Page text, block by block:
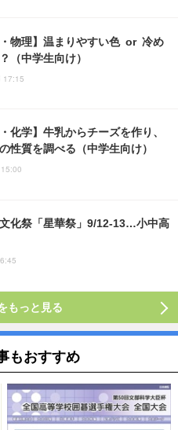
・物理】温まりやすい色 or 冷め
（中学生向け）
17:15
化学】牛乳からチーズを作り、
性質を調べる（中学生向け）
化祭「星華祭」9/12-13…小中高
もっと見る
もおすすめ